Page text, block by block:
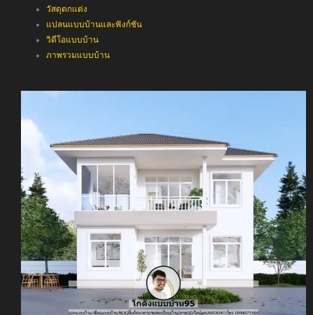
วัสดุตกแต่ง
แปลนแบบบ้านและฟังก์ชัน
วิดีโอแบบบ้าน
ภาพรวมแบบบ้าน